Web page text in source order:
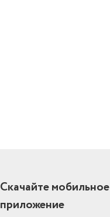
Скачайте мобильное
приложение